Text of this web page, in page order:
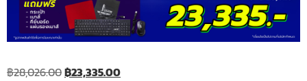
฿28,026.00฿23,335.00